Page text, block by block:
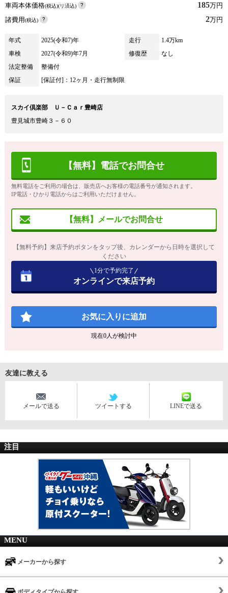
車両本体価格(税込)(リ済込) 185万円
諸費用(税込) 2万円
年式 2025(令和7)年 走行
1.4万km
車検
2027(令和9)年7月 修復歴
なし
法定整備
整備付
保証
[保証付]：12ヶ月・走行無制限
スカイ倶楽部 Ｕ－Ｃａｒ豊崎店
豊見城市豊崎３－６０
【無料】電話でお問合せ
無料電話をご利用の場合は、販売店へお客様の電話番号が通知されます。
IP電話・ひかり電話からはご利用いただけません。
【無料】メールでお問合せ
【無料予約】来店予約ボタンをタップ後、カレンダーから日時を選択して
ください
1分で予約完了
オンラインで来店予約
お気に入りに追加
現在0人が検討中
友達に教える
メールで送る ツイートする LINEで送る
注目
MENU
メーカーから探す